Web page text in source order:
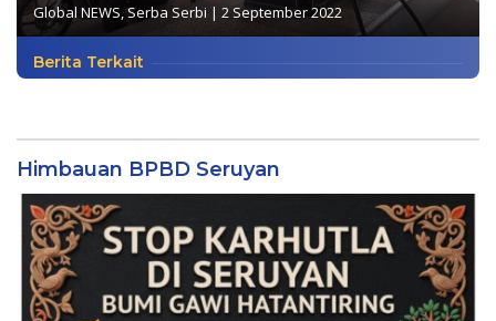
Global NEWS,Serba Serbi | 2 September 2022
Berita Terkait
Himbauan BPBD Seruyan